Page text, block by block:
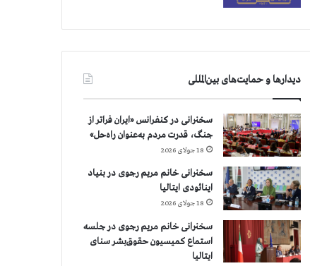
دیدارها و حمایت‌های بین‌المللی
سخنرانی در کنفرانس «ایران فراتر از
جنگ، قدرت مردم به‌عنوان راه‌حل»
18 جولای 2026
سخنرانی خانم مریم رجوی در بنیاد
اینائودی ایتالیا
18 جولای 2026
سخنرانی خانم مریم رجوی در جلسه
استماع کمیسیون حقوق‌بشر سنای
ایتالیا